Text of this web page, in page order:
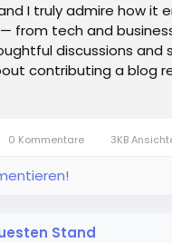
I truly admire how it
from tech and
discussions and
contributing a blog
0 Kommentare 3KB
Stand